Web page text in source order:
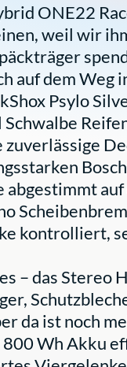
ONE22
weil wir
auf dem Weg
Psylo
zuverlässige
auf
kontrolliert,
– das Stereo
da ist noch
800 Wh Akku